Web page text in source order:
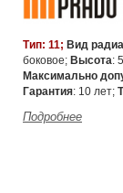
Тип: 11; Вид
боковое; Высота:
Максимально
Гарантия: 10 лет;
Подробнее